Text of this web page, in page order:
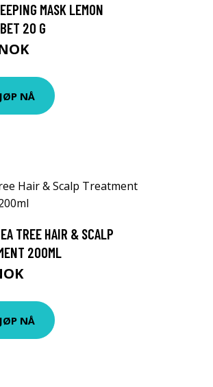
MASK LEMON
20 G
NÅ
TREE HAIR & SCALP
200ML
NÅ